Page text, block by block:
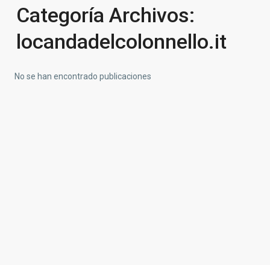
Categoría Archivos:
locandadelcolonnello.it
No se han encontrado publicaciones